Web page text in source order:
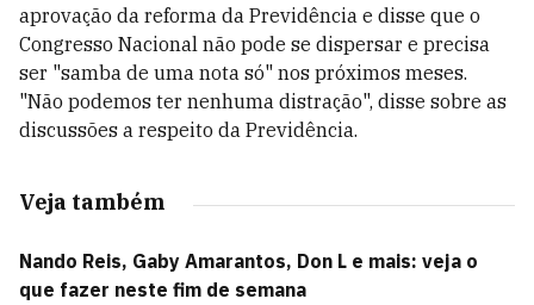
aprovação da reforma da Previdência e disse que o
Congresso Nacional não pode se dispersar e precisa
ser "samba de uma nota só" nos próximos meses.
"Não podemos ter nenhuma distração", disse sobre as
discussões a respeito da Previdência.
Veja também
Nando Reis, Gaby Amarantos, Don L e mais: veja o
que fazer neste fim de semana